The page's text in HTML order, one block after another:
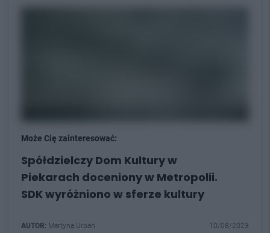
Może Cię zainteresować:
Spółdzielczy Dom Kultury w
Piekarach doceniony w Metropolii.
SDK wyróżniono w sferze kultury
AUTOR: Martyna Urban 10/08/2023